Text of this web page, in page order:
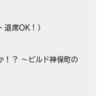
席OK！）
！？ 〜ビルド神保町の